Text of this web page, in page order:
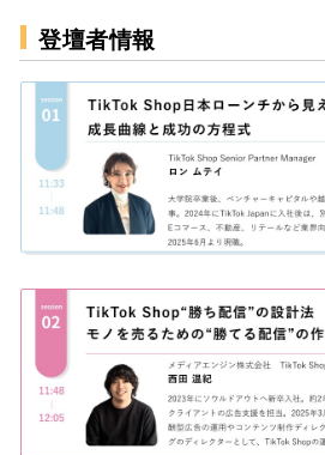
登壇者情報